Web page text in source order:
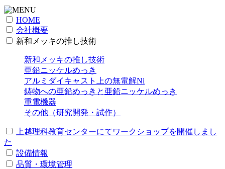
HOME
会社概要
新和メッキの推し技術
新和メッキの推し技術
亜鉛ニッケルめっき
アルミダイキャスト上の無電解Ni
鋳物への亜鉛めっきと亜鉛ニッケルめっき
重電機器
その他（研究開発・試作）
上越理科教育センターにてワークショップを開催しまし
た
設備情報
品質・環境管理